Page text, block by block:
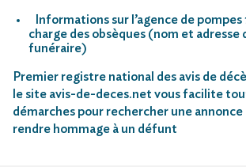
Informations sur l’agence de
charge des obsèques (nom et adresse
funéraire)
Premier registre national des avis de
le site avis-de-deces.net vous facilite
démarches pour rechercher une
rendre hommage à un défunt